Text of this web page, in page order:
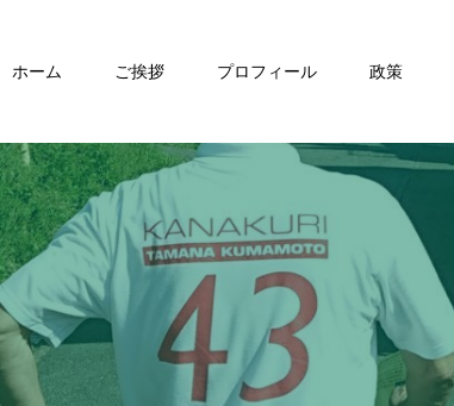
ホーム ご挨拶 プロフィール 政策